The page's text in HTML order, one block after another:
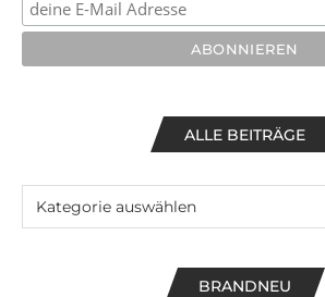
ALLE BEITRÄGE
BRANDNEU